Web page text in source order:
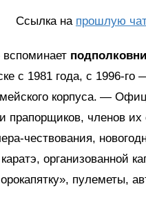
Ссылка на прошлую
с 1981 года, с 1996‑го
корпуса. —
прапорщиков, членов их
чествования,
организованной
пулеметы,